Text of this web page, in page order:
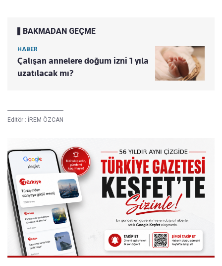
BAKMADAN GEÇME
HABER
Çalışan annelere doğum izni 1 yıla
uzatılacak mı?
Editör : İREM ÖZCAN